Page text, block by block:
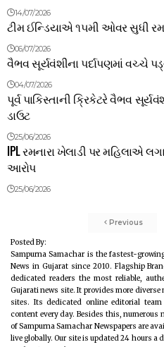
14/07/2026
ટીમ ઈન્ડિયાએ ૧૫મી ઓવર સુધી
06/07/2026
વૈભવ સૂર્યવંશીના પર્દાપણમાં વચ્ચે
04/07/2026
પૂર્વ પાકિસ્તાની ક્રિકેટરે વૈભવ
ડાઉટ
25/06/2026
IPL રમનારા ખેલાડી પર મહિલાએ
આરોપ
25/06/2026
Previous
Posted By:
Sampurna Samachar is the fastest-
News in Gujarat since 2010. Flagship
dedicated readers the most reliable,
Gujarati news site. It provides more
sites. Its dedicated online editorial
content every day. Besides this, numerous
of Sampurna Samachar Newspapers are
live globally. Our site is updated 24 hours a